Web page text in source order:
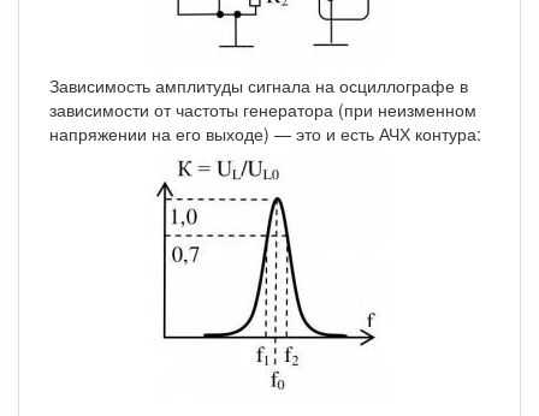
Зависимость амплитуды сигнала на осциллографе в
зависимости от частоты генератора (при неизменном
напряжении на его выходе) — это и есть АЧХ контура: